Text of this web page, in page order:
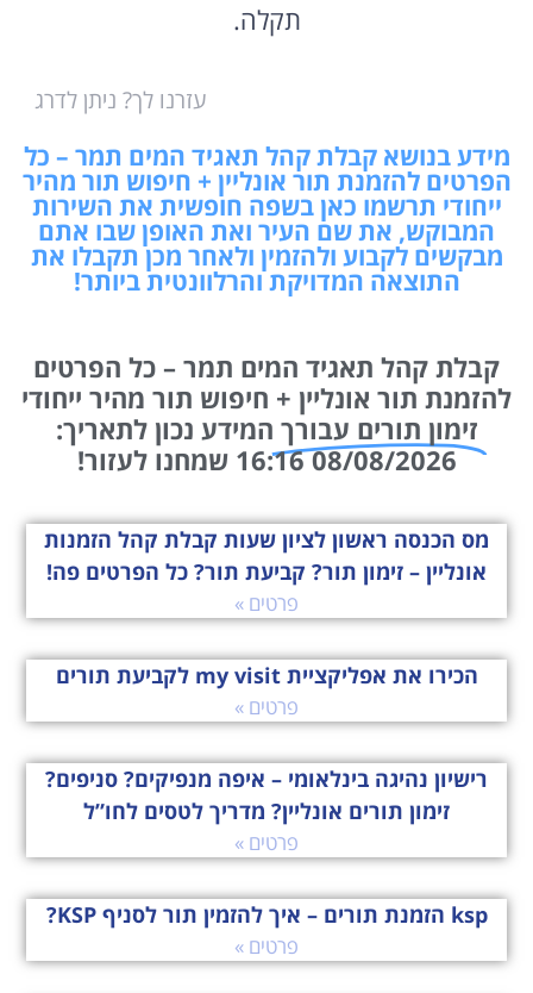
תקלה.
עזרנו לך? ניתן לדרג
מידע בנושא קבלת קהל תאגיד המים תמר – כל
הפרטים להזמנת תור אונליין + חיפוש תור מהיר
ייחודי תרשמו כאן בשפה חופשית את השירות
המבוקש, את שם העיר ואת האופן שבו אתם
מבקשים לקבוע ולהזמין ולאחר מכן תקבלו את
התוצאה המדויקת והרלוונטית ביותר!
קבלת קהל תאגיד המים תמר – כל הפרטים
להזמנת תור אונליין + חיפוש תור מהיר ייחודי
זימון תורים עבורך המידע נכון לתאריך:
08/08/2026 16:16 שמחנו לעזור!
מס הכנסה ראשון לציון שעות קבלת קהל הזמנות
אונליין – זימון תור? קביעת תור? כל הפרטים פה!
פרטים »
הכירו את אפליקציית my visit לקביעת תורים
פרטים »
רישיון נהיגה בינלאומי – איפה מנפיקים? סניפים?
זימון תורים אונליין? מדריך לטסים לחו”ל
פרטים »
ksp הזמנת תורים – איך להזמין תור לסניף KSP?
פרטים »